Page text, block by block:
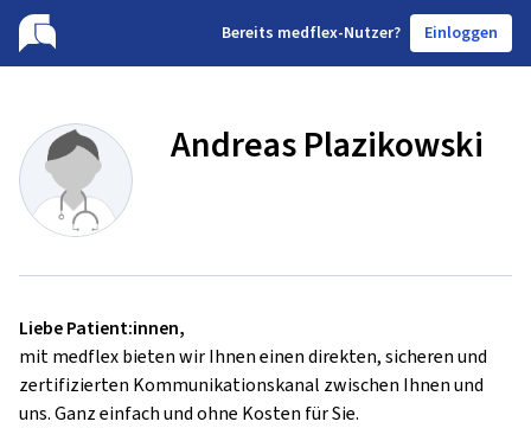
Bereits medflex-Nutzer? Einloggen
Andreas Plazikowski
Liebe Patient:innen,
mit medflex bieten wir Ihnen einen direkten, sicheren und
zertifizierten Kommunikationskanal zwischen Ihnen und
uns. Ganz einfach und ohne Kosten für Sie.